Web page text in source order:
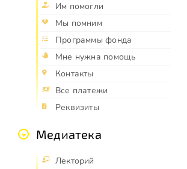
Им помогли
Мы помним
Программы фонда
Мне нужна помощь
Контакты
Все платежи
Реквизиты
Медиатека
Лекторий